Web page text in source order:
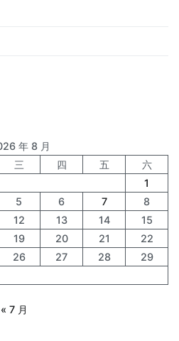
年 8 月
三 四 五
六
1
5 6 7
8
12 13 14
15
19 20 21
22
26 27 28
29
« 7 月